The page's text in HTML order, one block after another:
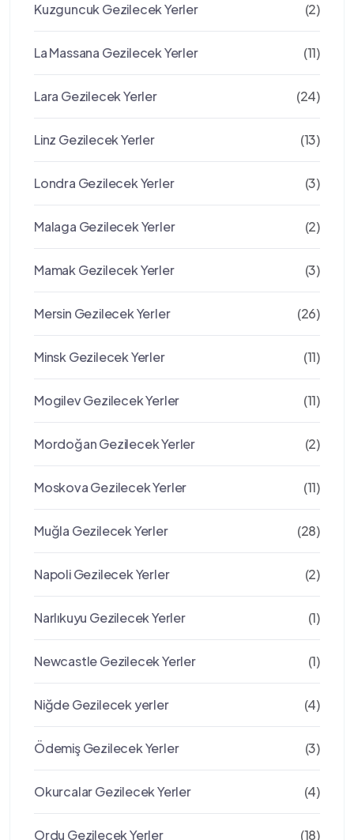
Kuzguncuk Gezilecek Yerler (2)
La Massana Gezilecek Yerler (11)
Lara Gezilecek Yerler (24)
Linz Gezilecek Yerler (13)
Londra Gezilecek Yerler (3)
Malaga Gezilecek Yerler (2)
Mamak Gezilecek Yerler (3)
Mersin Gezilecek Yerler (26)
Minsk Gezilecek Yerler (11)
Mogilev Gezilecek Yerler (11)
Mordoğan Gezilecek Yerler (2)
Moskova Gezilecek Yerler (11)
Muğla Gezilecek Yerler (28)
Napoli Gezilecek Yerler (2)
Narlıkuyu Gezilecek Yerler (1)
Newcastle Gezilecek Yerler (1)
Niğde Gezilecek yerler (4)
Ödemiş Gezilecek Yerler (3)
Okurcalar Gezilecek Yerler (4)
Ordu Gezilecek Yerler (18)